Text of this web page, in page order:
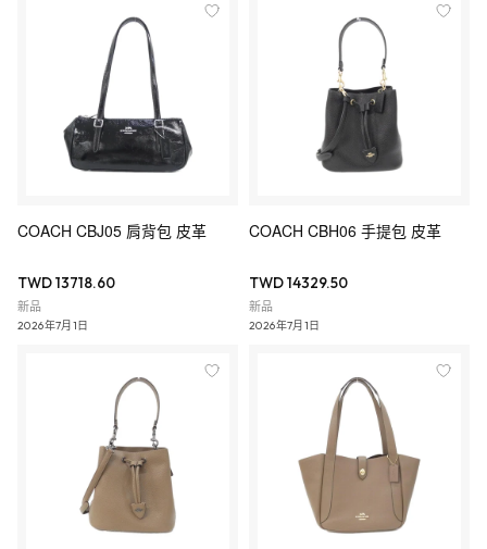
COACH CBJ05 肩背包 皮革
TWD 13718.60
新品
2026年7月1日
COACH CBH06 手提包 皮革
TWD 14329.50
新品
2026年7月1日